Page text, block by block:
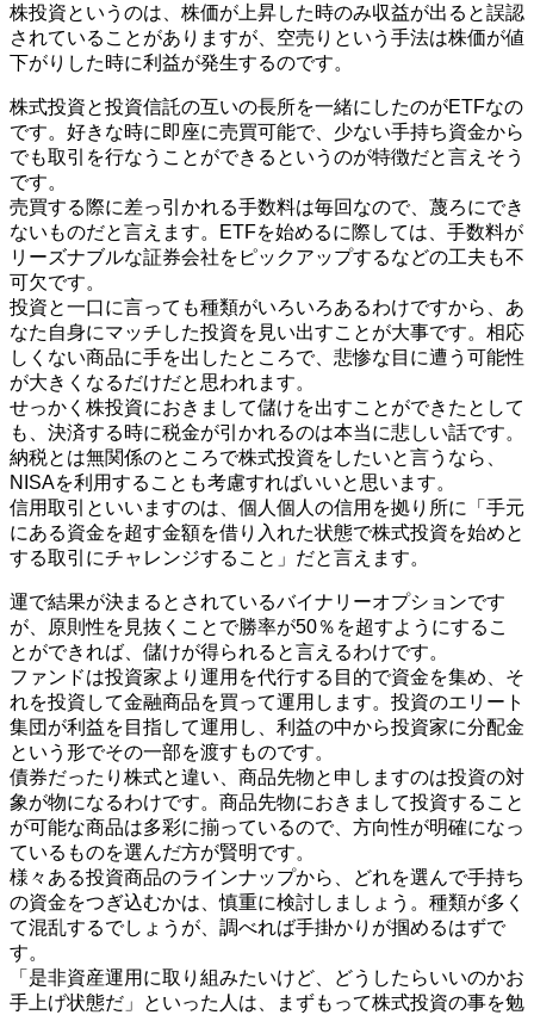
株投資というのは、株価が上昇した時のみ収益が出ると誤認
されていることがありますが、空売りという手法は株価が値
下がりした時に利益が発生するのです。
株式投資と投資信託の互いの長所を一緒にしたのがETFなの
です。好きな時に即座に売買可能で、少ない手持ち資金から
でも取引を行なうことができるというのが特徴だと言えそう
です。
売買する際に差っ引かれる手数料は毎回なので、蔑ろにでき
ないものだと言えます。ETFを始めるに際しては、手数料が
リーズナブルな証券会社をピックアップするなどの工夫も不
可欠です。
投資と一口に言っても種類がいろいろあるわけですから、あ
なた自身にマッチした投資を見い出すことが大事です。相応
しくない商品に手を出したところで、悲惨な目に遭う可能性
が大きくなるだけだと思われます。
せっかく株投資におきまして儲けを出すことができたとして
も、決済する時に税金が引かれるのは本当に悲しい話です。
納税とは無関係のところで株式投資をしたいと言うなら、
NISAを利用することも考慮すればいいと思います。
信用取引といいますのは、個人個人の信用を拠り所に「手元
にある資金を超す金額を借り入れた状態で株式投資を始めと
する取引にチャレンジすること」だと言えます。
運で結果が決まるとされているバイナリーオプションです
が、原則性を見抜くことで勝率が50％を超すようにするこ
とができれば、儲けが得られると言えるわけです。
ファンドは投資家より運用を代行する目的で資金を集め、そ
れを投資して金融商品を買って運用します。投資のエリート
集団が利益を目指して運用し、利益の中から投資家に分配金
という形でその一部を渡すものです。
債券だったり株式と違い、商品先物と申しますのは投資の対
象が物になるわけです。商品先物におきまして投資すること
が可能な商品は多彩に揃っているので、方向性が明確になっ
ているものを選んだ方が賢明です。
様々ある投資商品のラインナップから、どれを選んで手持ち
の資金をつぎ込むかは、慎重に検討しましょう。種類が多く
て混乱するでしょうが、調べれば手掛かりが掴めるはずで
す。
「是非資産運用に取り組みたいけど、どうしたらいいのかお
手上げ状態だ」といった人は、まずもって株式投資の事を勉